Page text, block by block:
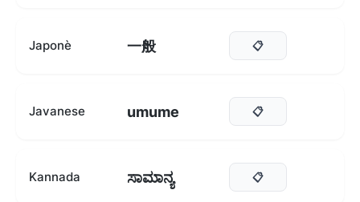
Japonè 一般 📋
Javanese umume 📋
Kannada ಸಾಮಾನ್ಯ 📋